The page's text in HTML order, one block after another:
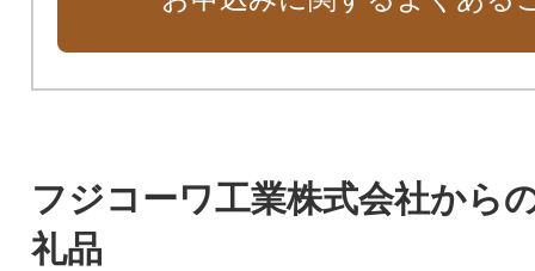
フジコーワ工業株式会社から
礼品